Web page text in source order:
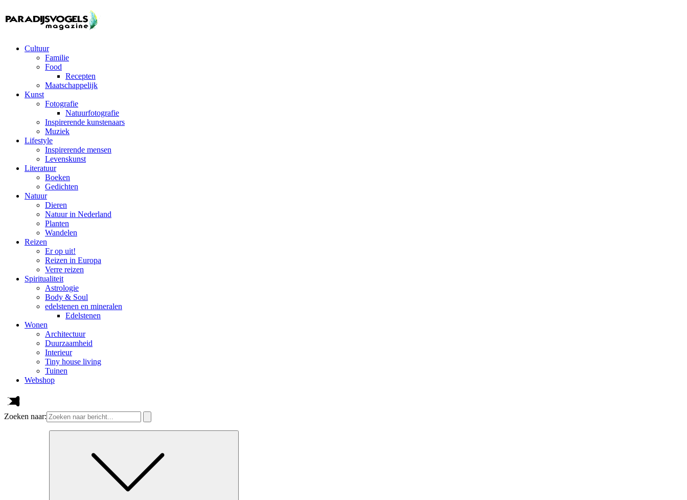
Cultuur
Familie
Food
Recepten
Maatschappelijk
Kunst
Fotografie
Natuurfotografie
Inspirerende kunstenaars
Muziek
Lifestyle
Inspirerende mensen
Levenskunst
Literatuur
Boeken
Gedichten
Natuur
Dieren
Natuur in Nederland
Planten
Wandelen
Reizen
Er op uit!
Reizen in Europa
Verre reizen
Spiritualiteit
Astrologie
Body & Soul
edelstenen en mineralen
Edelstenen
Wonen
Architectuur
Duurzaamheid
Interieur
Tiny house living
Tuinen
Webshop
Zoeken naar: